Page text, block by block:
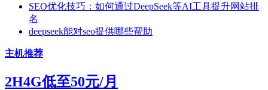
SEO优化技巧：如何通过DeepSeek等AI工具提升网站排
名
deepseek能对seo提供哪些帮助
主机推荐
2H4G低至50元/月